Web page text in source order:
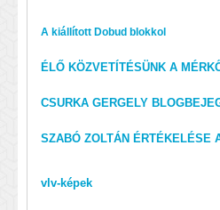
A kiállított Dobud blokkol
ÉLŐ KÖZVETÍTÉSÜNK A
CSURKA GERGELY
SZABÓ ZOLTÁN ÉRTÉKELÉSE
vlv-képek